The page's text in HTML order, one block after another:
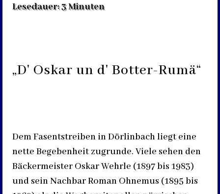
Lesedauer:3Minuten
„D' Oskar un d' Botter-Rumä“
Dem Fasentstreiben in Dörlinbach liegt eine
nette Begebenheit zugrunde. Viele sehen den
Bäckermeister Oskar Wehrle (1897 bis 1983)
und sein Nachbar Roman Ohnemus (1895 bis